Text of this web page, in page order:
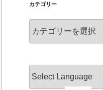
ブ
カテゴリー
テ